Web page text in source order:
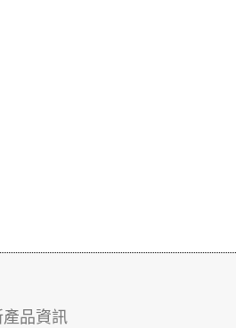
品資訊